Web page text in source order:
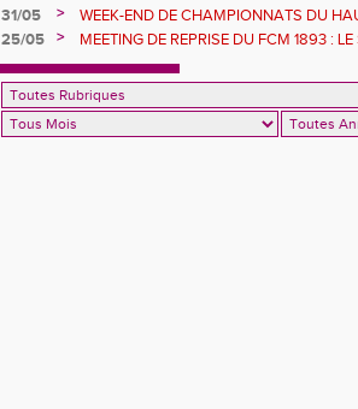
GOMAS S'ENVOLE
31/05 >
WEEK-END DE CHAMPIONNATS DU
POUR LES ATHLÈTES DU FCM
25/05 > MEETING DE REPRISE DU FCM 1893 :